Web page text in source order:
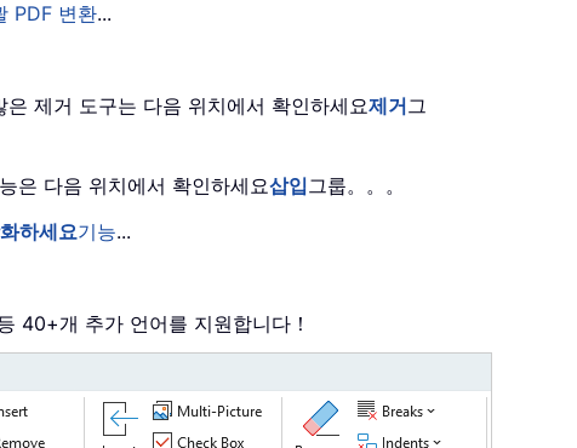
PDF 변환...
은 제거 도구는 다음 위치에서 확인하세요제거그
은 다음 위치에서 확인하세요삽입그룹。。。
하세요기능...
40+개 추가 언어를 지원합니다！